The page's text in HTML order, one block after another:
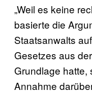
„Weil es keine
basierte die
Staatsanwalts
Gesetzes aus
Grundlage hatte,
Annahme